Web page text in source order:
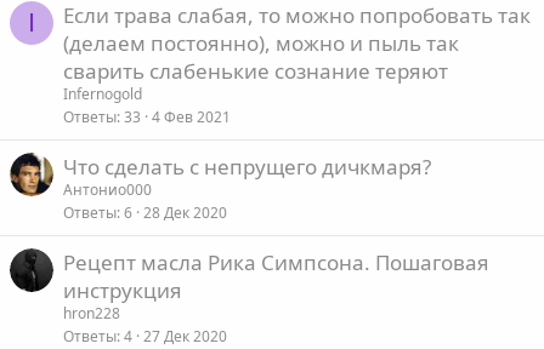
I
Если трава слабая, то можно попробовать так
(делаем постоянно), можно и пыль так
сварить слабенькие сознание теряют
Infernogold
Ответы 33 4 Фев 2021
Что сделать с непрущего дичкмаря?
Антонио000
Ответы 6 28 Дек 2020
Рецепт масла Рика Симпсона. Пошаговая
инструкция
hron228
Ответы 4 27 Дек 2020